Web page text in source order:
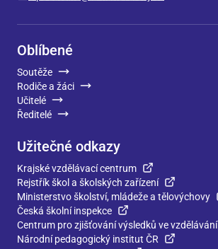
Oblíbené
Soutěže
Rodiče a žáci
Učitelé
Ředitelé
Užitečné odkazy
Krajské vzdělávací centrum
Rejstřík škol a školských zařízení
Ministerstvo školství, mládeže a tělovýchovy
Česká školní inspekce
Centrum pro zjišťování výsledků ve vzdělávání
Národní pedagogický institut ČR